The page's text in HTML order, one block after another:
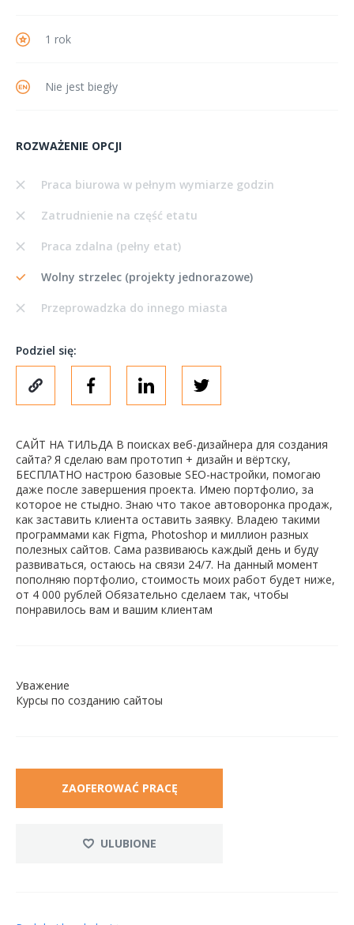
1 rok
Nie jest biegły
ROZWAŻENIE OPCJI
Praca biurowa w pełnym wymiarze godzin
Zatrudnienie na część etatu
Praca zdalna (pełny etat)
Wolny strzelec (projekty jednorazowe)
Przeprowadzka do innego miasta
Podziel się:
САЙТ НА ТИЛЬДА В поисках веб-дизайнера для создания
сайта? Я сделаю вам прототип + дизайн и вёртску,
БЕСПЛАТНО настрою базовые SEO-настройки, помогаю
даже после завершения проекта. Имею портфолио, за
которое не стыдно. Знаю что такое автоворонка продаж,
как заставить клиента оставить заявку. Владею такими
программами как Figma, Photoshop и миллион разных
полезных сайтов. Сама развиваюсь каждый день и буду
развиваться, остаюсь на связи 24/7. На данный момент
пополняю портфолио, стоимость моих работ будет ниже,
от 4 000 рублей Обязательно сделаем так, чтобы
понравилось вам и вашим клиентам
Уважение
Курсы по созданию сайтоы
ZAOFEROWAĆ PRACĘ
ULUBIONE